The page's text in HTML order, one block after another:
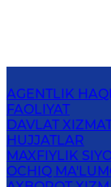
AGENTLIK
FAOLIYAT
DAVLAT
HUJJATLAR
MAXFIYLIK
OCHIQ